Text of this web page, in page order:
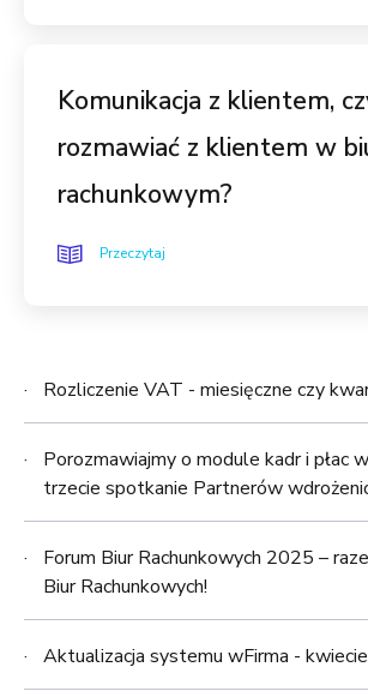
Komunikacja z klientem,
rozmawiać z klientem w
rachunkowym?
Przeczytaj
Rozliczenie VAT - miesięczne czy
Porozmawiajmy o module kadr i płac
trzecie spotkanie Partnerów
Forum Biur Rachunkowych 2025 –
Biur Rachunkowych!
Aktualizacja systemu wFirma -